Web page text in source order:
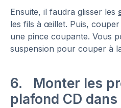
Ensuite, il faudra glisser les
les fils à œillet. Puis, couper
une pince coupante. Vous
suspension pour couper à
6. Monter les
plafond CD